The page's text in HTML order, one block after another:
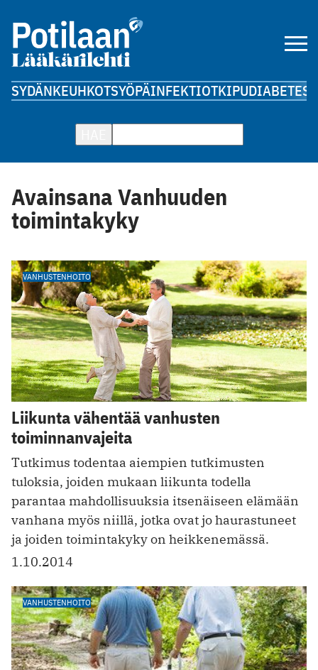
SYDÄNKEUHKOTSYÖPÄINFEKTIOTKIPUDIABETES
Avainsana Vanhuuden
toimintakyky
VANHUSTENHOITO
Liikunta vähentää vanhusten
toiminnanvajeita
Tutkimus todentaa aiempien tutkimusten
tuloksia, joiden mukaan liikunta todella
parantaa mahdollisuuksia itsenäiseen elämään
vanhana myös niillä, jotka ovat jo haurastuneet
ja joiden toimintakyky on heikkenemässä.
1.10.2014
VANHUSTENHOITO